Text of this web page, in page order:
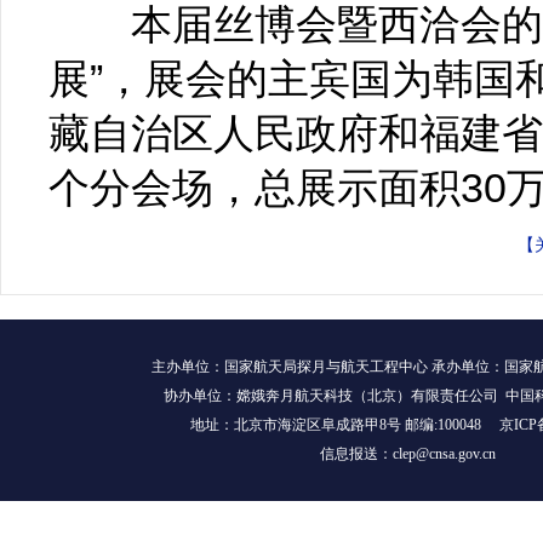
本届丝博会暨西洽会的
展”，展会的主宾国为韩
藏自治区人民政府和福建
个分会场，总展示面积30
主办单位：国家航天局探月与航天工程中心 承办单位：国家
协办单位：嫦娥奔月航天科技（北京）有限责任公司 中国
地址：北京市海淀区阜成路甲8号 邮编:100048 京ICP
信息报送：clep@cnsa.gov.cn